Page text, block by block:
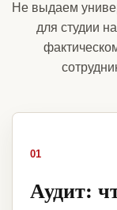
Не выдаем
для студии
01
Аудит: